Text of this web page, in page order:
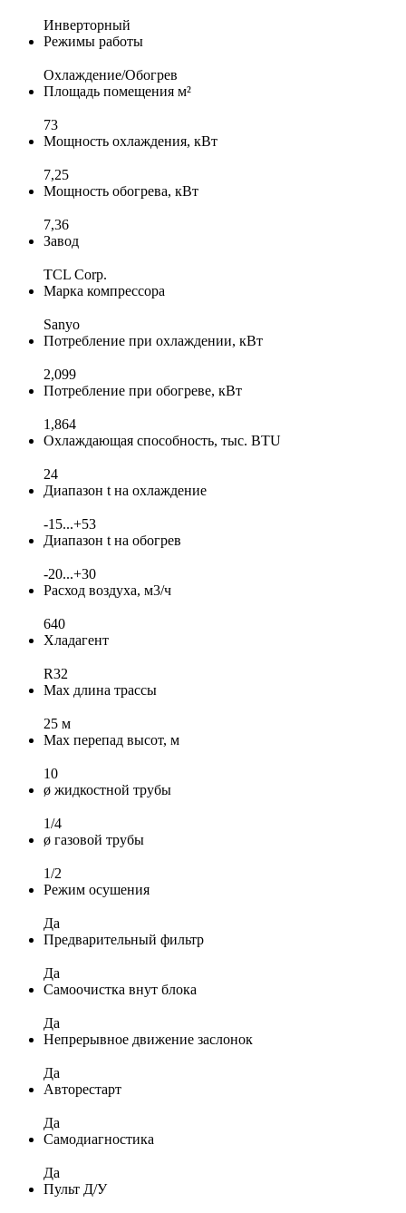
Инверторный
Режимы работы
Охлаждение/Обогрев
Площадь помещения м²
73
Мощность охлаждения, кВт
7,25
Мощность обогрева, кВт
7,36
Завод
TCL Corp.
Марка компрессора
Sanyo
Потребление при охлаждении, кВт
2,099
Потребление при обогреве, кВт
1,864
Охлаждающая способность, тыс. BTU
24
Диапазон t на охлаждение
-15...+53
Диапазон t на обогрев
-20...+30
Расход воздуха, м3/ч
640
Хладагент
R32
Max длина трассы
25 м
Max перепад высот, м
10
ø жидкостной трубы
1/4
ø газовой трубы
1/2
Режим осушения
Да
Предварительный фильтр
Да
Самоочистка внут блока
Да
Непрерывное движение заслонок
Да
Авторестарт
Да
Самодиагностика
Да
Пульт Д/У